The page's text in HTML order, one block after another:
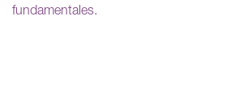
fundamentales.